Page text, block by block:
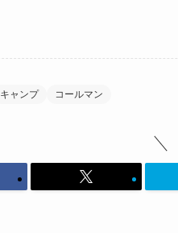
キャンプ コールマン